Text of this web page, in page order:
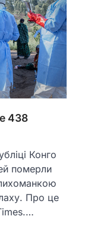
438
Конго
померли
Про це